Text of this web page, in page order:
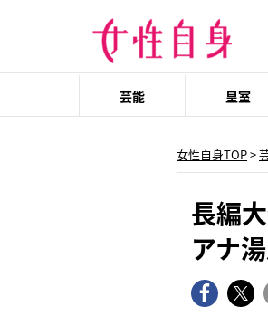
芸能 皇室
女性自身TOP>
長編
アナ